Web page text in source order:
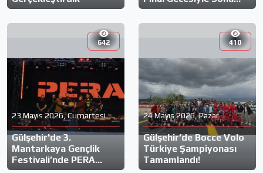
Erdi!
642
23 Mayıs 2026, Cumartesi
Gülşehir'de 3.
Mantarkaya Gençlik
Festivali’nde PERA
410
24 Mayıs 2026, Pazar
Gülşehir’de Bocce Volo
Türkiye Şampiyonası
Tamamlandı!